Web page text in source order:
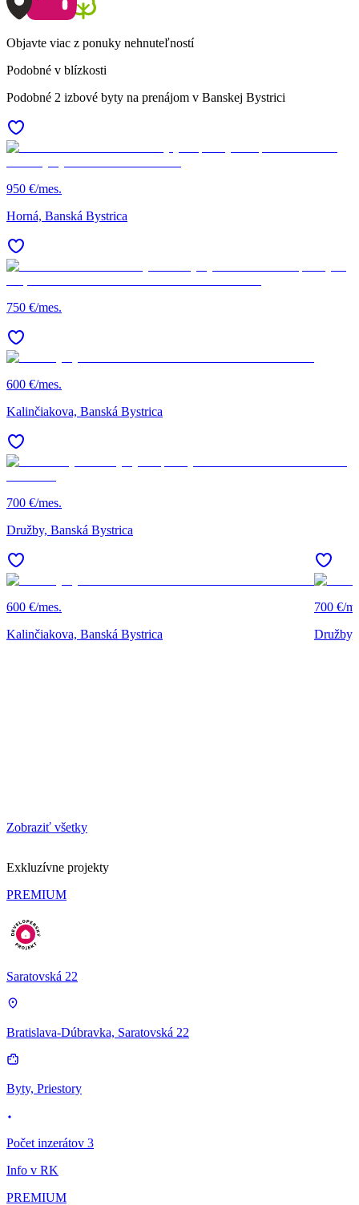
Objavte viac z ponuky nehnuteľností
Podobné v blízkosti
Podobné 2 izbové byty na prenájom v Banskej Bystrici
950 €/mes.
Horná, Banská Bystrica
750 €/mes.
600 €/mes.
Kalinčiakova, Banská Bystrica
700 €/mes.
Družby, Banská Bystrica
600 €/mes.
Kalinčiakova, Banská Bystrica
700 €/
Družby,
Zobraziť všetky
Exkluzívne projekty
PREMIUM
Saratovská 22
Bratislava-Dúbravka, Saratovská 22
Byty, Priestory
Počet inzerátov 3
Info v RK
PREMIUM